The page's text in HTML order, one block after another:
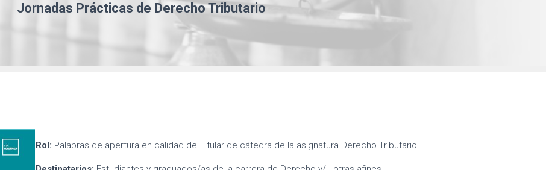
Jornadas Prácticas de Derecho Tributario
Rol: Palabras de apertura en calidad de Titular de cátedra de la asignatura Derecho Tributario.